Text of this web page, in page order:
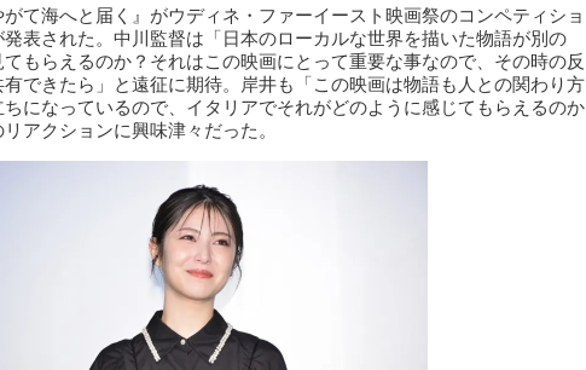
て海へと届く』がウディネ・ファーイースト映画祭のコンペティショ
表された。中川監督は「日本のローカルな世界を描いた物語が別の
もらえるのか？それはこの映画にとって重要な事なので、その時の反
できたら」と遠征に期待。岸井も「この映画は物語も人との関わり方
になっているので、イタリアでそれがどのように感じてもらえるのか
アクションに興味津々だった。